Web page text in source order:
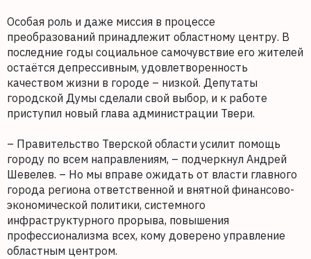
Особая роль и даже миссия в процессе
преобразований принадлежит областному центру. В
последние годы социальное самочувствие его жителей
остаётся депрессивным, удовлетворенность
качеством жизни в городе – низкой. Депутаты
городской Думы сделали свой выбор, и к работе
приступил новый глава администрации Твери.
– Правительство Тверской области усилит помощь
городу по всем направлениям, – подчеркнул Андрей
Шевелев. – Но мы вправе ожидать от власти главного
города региона ответственной и внятной финансово-
экономической политики, системного
инфраструктурного прорыва, повышения
профессионализма всех, кому доверено управление
областным центром.